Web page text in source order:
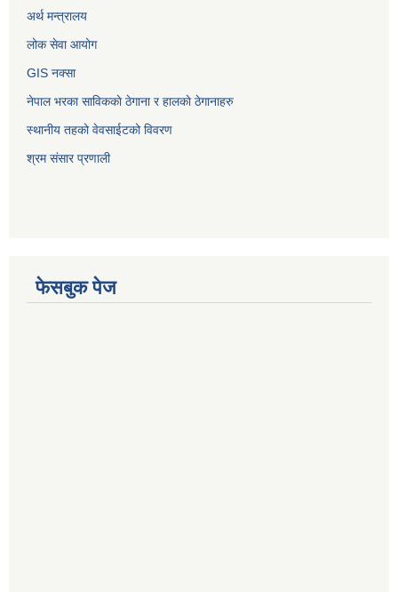
अर्थ मन्त्रालय
लोक सेवा आयोग
GIS नक्सा
नेपाल भरका साविककाे ठेगाना र हालकाे ठेगानाहरु
स्थानीय तहको वेवसाईटको विवरण
श्रम संसार प्रणाली
फेसबुक पेज